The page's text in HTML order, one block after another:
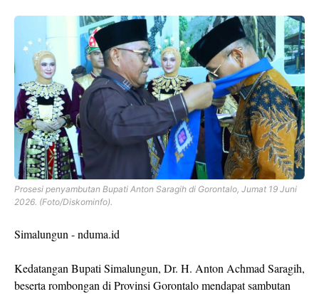
Prosesi penyambutan Bupati Anton Saragih di Gorontalo, Jumat 19 Juni
2026. (Foto/Diskominfo).
Simalungun - nduma.id
Kedatangan Bupati Simalungun, Dr. H. Anton Achmad Saragih,
beserta rombongan di Provinsi Gorontalo mendapat sambutan